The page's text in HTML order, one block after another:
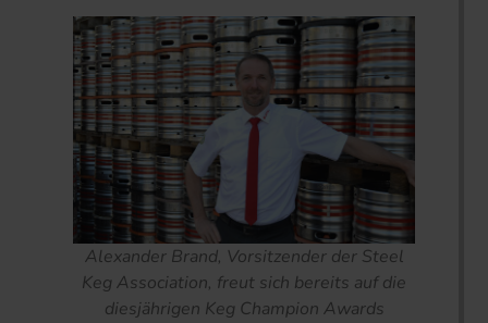
Alexander Brand, Vorsitzender der Steel
Keg Association, freut sich bereits auf die
diesjährigen Keg Champion Awards